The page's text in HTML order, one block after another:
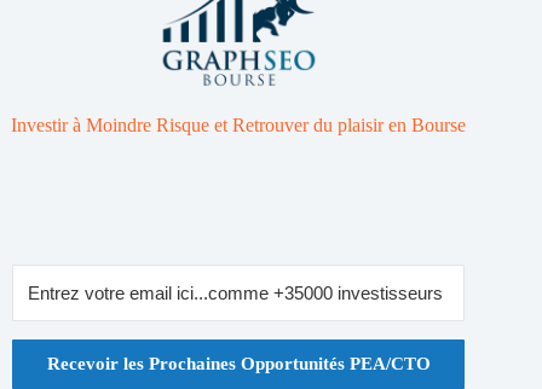
Investir à Moindre Risque et Retrouver du plaisir en Bourse
Recevoir les Prochaines Opportunités PEA/CTO